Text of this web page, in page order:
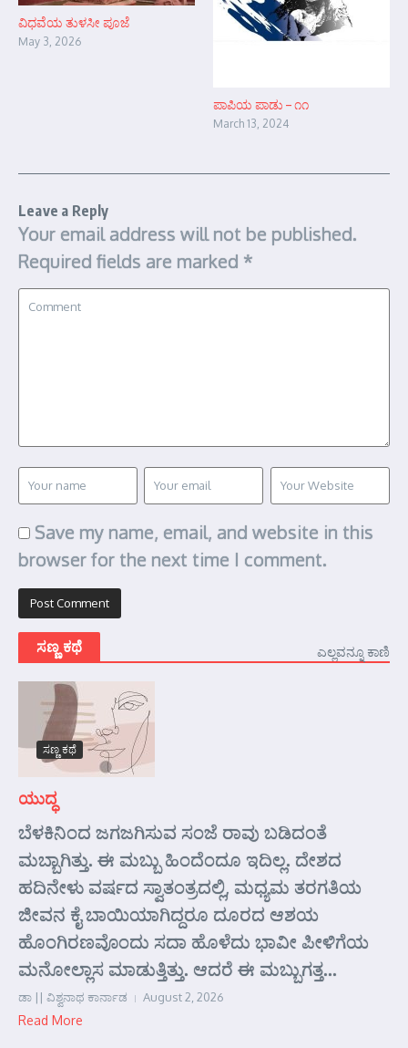
ವಿಧವೆಯ ತುಳಸೀ ಪೂಜೆ
May 3, 2026
ಪಾಪಿಯ ಪಾಡು – ೧೧
March 13, 2024
Leave a Reply
Your email address will not be published.
Required fields are marked *
Save my name, email, and website in this
browser for the next time I comment.
ಸಣ್ಣ ಕಥೆ ಎಲ್ಲವನ್ನೂ ಕಾಣಿ
ಸಣ್ಣ ಕಥೆ
ಯುದ್ಧ
ಬೆಳಕಿನಿಂದ ಜಗಜಗಿಸುವ ಸಂಜೆ ರಾವು ಬಡಿದಂತೆ
ಮಬ್ಬಾಗಿತ್ತು. ಈ ಮಬ್ಬು ಹಿಂದೆಂದೂ ಇದಿಲ್ಲ. ದೇಶದ
ಹದಿನೇಳು ವರ್ಷದ ಸ್ವಾತಂತ್ರದಲ್ಲಿ, ಮಧ್ಯಮ ತರಗತಿಯ
ಜೀವನ ಕೈ ಬಾಯಿಯಾಗಿದ್ದರೂ ದೂರದ ಆಶಯ
ಹೊಂಗಿರಣವೊಂದು ಸದಾ ಹೊಳೆದು ಭಾವೀ ಪೀಳಿಗೆಯ
ಮನೋಲ್ಲಾಸ ಮಾಡುತ್ತಿತ್ತು. ಆದರೆ ಈ ಮಬ್ಬುಗತ್ತ...
ಡಾ || ವಿಶ್ವನಾಥ ಕಾರ್ನಾಡ August 2, 2026
Read More